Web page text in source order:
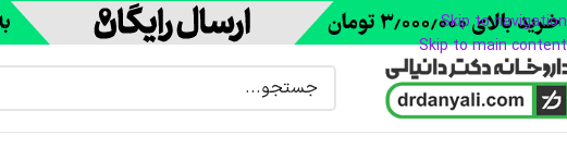
Skip to navigation
Skip to main content